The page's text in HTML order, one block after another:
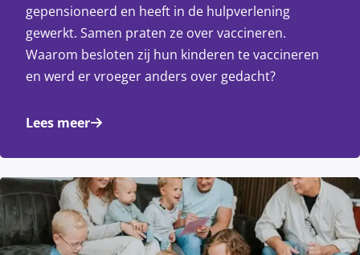
gepensioneerd en heeft in de hulpverlening
gewerkt. Samen praten ze over vaccineren.
Waarom besloten zij hun kinderen te vaccineren
en werd er vroeger anders over gedacht?
Lees meer